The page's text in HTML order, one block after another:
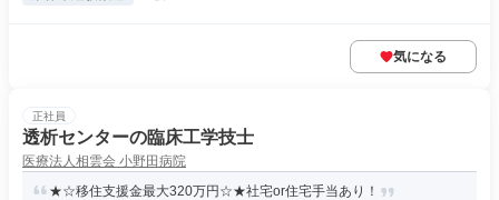
気になる
正社員
透析センターの臨床工学技士
医療法人相雲会 小野田病院
★☆移住支援金最大320万円☆★社宅or住宅手当あり！